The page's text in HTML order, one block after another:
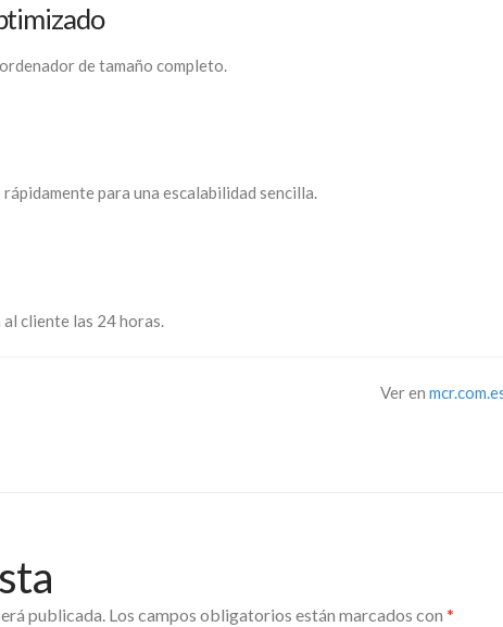
de tamaño completo.
para una escalabilidad sencilla.
cliente las 24 horas.
Ver en
publicada. Los campos obligatorios están marcados con *